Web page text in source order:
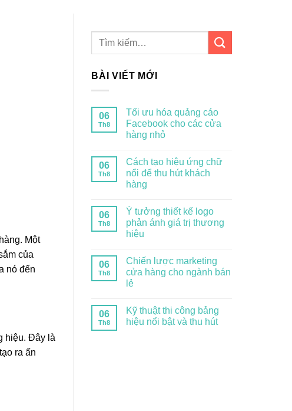
Một
của
nó đến
hiệu. Đây là
ra ấn
BÀI VIẾT MỚI
06
Th8
Tối ưu hóa quảng cáo
Facebook cho các cửa
hàng nhỏ
06
Th8
Cách tạo hiệu ứng chữ
nổi để thu hút khách
hàng
06
Th8
Ý tưởng thiết kế logo
phản ánh giá trị thương
hiệu
06
Th8
Chiến lược marketing
cửa hàng cho ngành bán
lẻ
06
Th8
Kỹ thuật thi công bảng
hiệu nổi bật và thu hút